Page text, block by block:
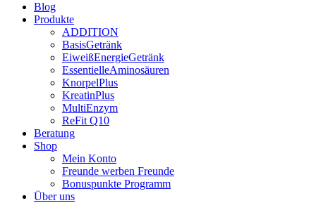
Blog
Produkte
ADDITION
BasisGetränk
EiweißEnergieGetränk
EssentielleAminosäuren
KnorpelPlus
KreatinPlus
MultiEnzym
ReFit Q10
Beratung
Shop
Mein Konto
Freunde werben Freunde
Bonuspunkte Programm
Über uns